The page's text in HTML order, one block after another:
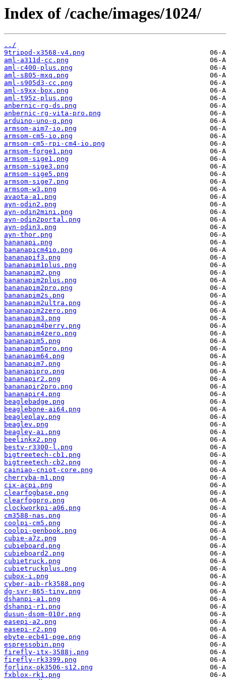
Index of /cache/images/1024/
../
9tripod-x3568-v4.png
aml-a311d-cc.png
aml-c400-plus.png
aml-s805-mxq.png
aml-s905d3-cc.png
aml-s9xx-box.png
aml-t95z-plus.png
anbernic-rg-ds.png
anbernic-rg-vita-pro.png
arduino-uno-q.png
armsom-aim7-io.png
armsom-cm5-io.png
armsom-cm5-rpi-cm4-io.png
armsom-forge1.png
armsom-sige1.png
armsom-sige3.png
armsom-sige5.png
armsom-sige7.png
armsom-w3.png
avaota-a1.png
ayn-odin2.png
ayn-odin2mini.png
ayn-odin2portal.png
ayn-odin3.png
ayn-thor.png
bananapi.png
bananapicm4io.png
bananapif3.png
bananapim1plus.png
bananapim2.png
bananapim2plus.png
bananapim2pro.png
bananapim2s.png
bananapim2ultra.png
bananapim2zero.png
bananapim3.png
bananapim4berry.png
bananapim4zero.png
bananapim5.png
bananapim5pro.png
bananapim64.png
bananapim7.png
bananapipro.png
bananapir2.png
bananapir2pro.png
bananapir4.png
beaglebadge.png
beaglebone-ai64.png
beagleplay.png
beaglev.png
beagley-ai.png
beelinkx2.png
bestv-r3300-l.png
bigtreetech-cb1.png
bigtreetech-cb2.png
cainiao-cniot-core.png
cherryba-m1.png
cix-acpi.png
clearfogbase.png
clearfogpro.png
clockworkpi-a06.png
cm3588-nas.png
coolpi-cm5.png
coolpi-genbook.png
cubie-a7z.png
cubieboard.png
cubieboard2.png
cubietruck.png
cubietruckplus.png
cubox-i.png
cyber-aib-rk3588.png
dg-svr-865-tiny.png
dshanpi-a1.png
dshanpi-r1.png
dusun-dsom-010r.png
easepi-a2.png
easepi-r2.png
ebyte-ecb41-pge.png
espressobin.png
firefly-itx-3588j.png
firefly-rk3399.png
forlinx-ok3506-s12.png
fxblox-rk1.png